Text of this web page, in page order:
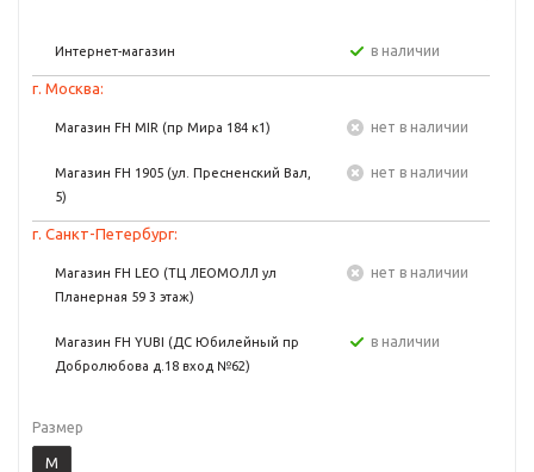
Интернет-магазин в наличии
г. Москва:
Магазин FH MIR (пр Мира 184 к1) Нет в наличии
Магазин FH 1905 (ул. Пресненский Вал,
5)
Нет в наличии
г. Санкт-Петербург:
Магазин FH LEO (ТЦ ЛЕОМОЛЛ ул
Планерная 59 3 этаж)
Нет в наличии
Магазин FH YUBI (ДС Юбилейный пр
Добролюбова д.18 вход №62)
в наличии
Размер
M